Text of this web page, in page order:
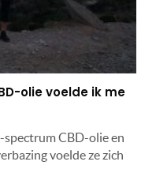
olie voelde ik me
CBD-olie en
voelde ze zich